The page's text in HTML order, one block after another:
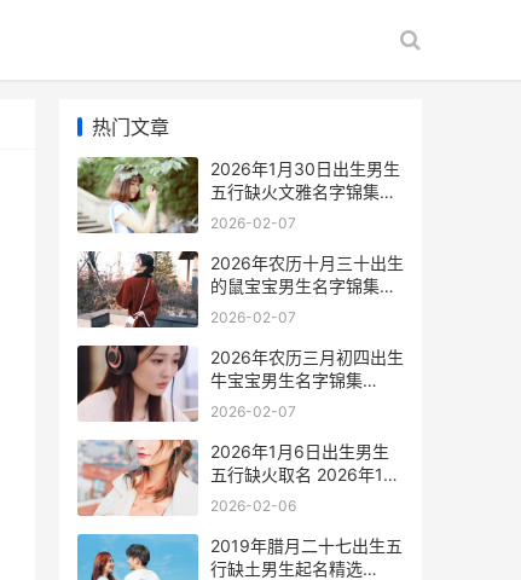
热门文章
2026年1月30日出生男生
五行缺火文雅名字锦集
2026年1月30日出生什么
2026-02-07
2026年农历十月三十出生
的鼠宝宝男生名字锦集
2026年农历十月二十六是
2026-02-07
2026年农历三月初四出生
牛宝宝男生名字锦集
2026年农历三月初四是什
2026-02-07
2026年1月6日出生男生
五行缺火取名 2026年1月
6日出生是什么命
2026-02-06
2019年腊月二十七出生五
行缺土男生起名精选